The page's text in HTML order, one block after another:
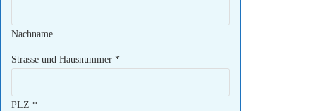
Nachname
Strasse und Hausnummer *
PLZ *